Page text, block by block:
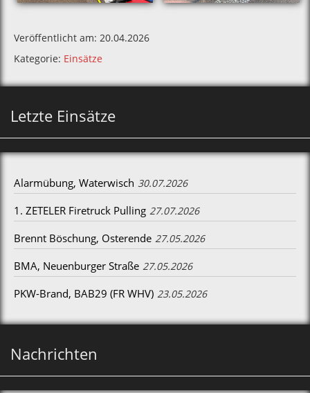
Veröffentlicht am: 20.04.2026
Kategorie: Einsätze
Letzte Einsätze
Alarmübung, Waterwisch 30.07.2026
1. ZETELER Firetruck Pulling 27.07.2026
Brennt Böschung, Osterende 27.05.2026
BMA, Neuenburger Straße 27.05.2026
PKW-Brand, BAB29 (FR WHV) 23.05.2026
Nachrichten